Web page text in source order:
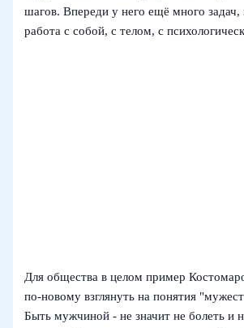
шагов. Впереди у него ещё много задач,
работа с собой, с телом, с
Для общества в целом пример
по‑новому взглянуть на понятия
Быть мужчиной - не значит не болеть и